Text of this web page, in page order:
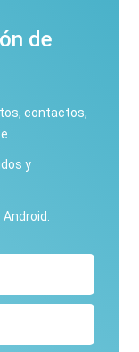
de
contactos,
y